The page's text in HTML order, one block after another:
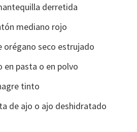
derretida
mediano rojo
orégano seco estrujado
en pasta o en polvo
tinto
de ajo o ajo deshidratado